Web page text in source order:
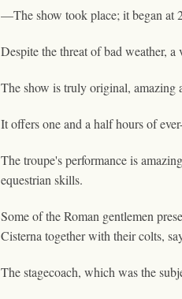
—The show took place; it began at
Despite the threat of bad weather,
The show is truly original, amazing
It offers one and a half hours of
The troupe's performance is
equestrian skills.
Some of the Roman gentlemen
Cisterna together with their colts,
The stagecoach, which was the